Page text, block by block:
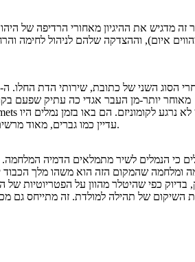
זה מדגיש את ההיגיון מאחורי הרדיפה של
איום), וההצדקה שלהם לניהול לחימה
הסוג השני של כתובת, שירותי הדת החלו. ה-
מאוחר יותר-מן העבר אגדי כה עתיק שפעם
עדיין כמו גברים, מאוד מרשים חלק מהשירותים היו.
כי הנמלים לשיר מתמלאים הדמיה המלחמה.
ומלחמה שהמקום הזה הוא משהו מלך הכבוד
בדיוק כפי שהיטלר מהוון על הפטריוטיות של